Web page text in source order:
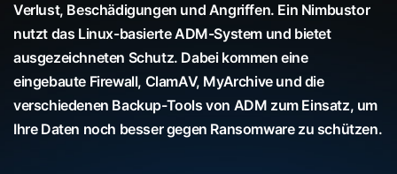
Verlust, Beschädigungen und Angriffen. Ein Nimbustor
nutzt das Linux-basierte ADM-System und bietet
ausgezeichneten Schutz. Dabei kommen eine
eingebaute Firewall, ClamAV, MyArchive und die
verschiedenen Backup-Tools von ADM zum Einsatz, um
Ihre Daten noch besser gegen Ransomware zu schützen.